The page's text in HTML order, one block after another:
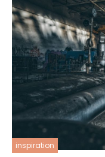
inspiration